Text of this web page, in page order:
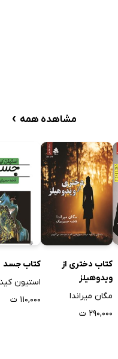
مشاهده همه ›
کتاب دختری از
ویدوهیلز
مگان میراندا
۲۹۰,۰۰۰ ت
کتاب جسد
استیون
۱۱۰,۰۰۰ ت